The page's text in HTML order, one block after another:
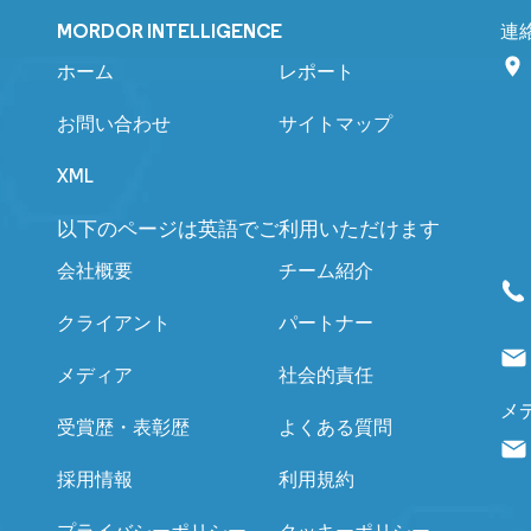
MORDOR INTELLIGENCE
ホーム レポート
お問い合わせ サイトマップ
XML
以下のページは英語でご利用いただけます
会社概要 チーム紹介
クライアント パートナー
メディア 社会的責任
受賞歴・表彰歴 よくある質問
採用情報 利用規約
連
メ